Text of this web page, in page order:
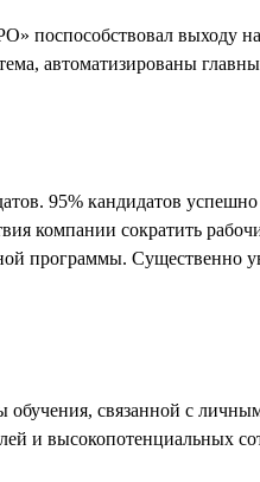
поспособствовал выходу
автоматизированы
95% кандидатов
компании сократить
программы. Существенно
связанной с
и высокопотенциальных